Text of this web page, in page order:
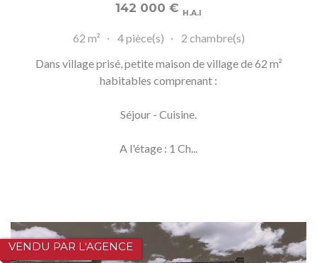
142 000 € H.A.I
62 m² 4 pièce(s)
2 chambre(s)
Dans village prisé, petite maison de village de 62 m²
habitables comprenant :
Séjour - Cuisine.
A l'étage : 1 Ch...
VENDU PAR L'AGENCE